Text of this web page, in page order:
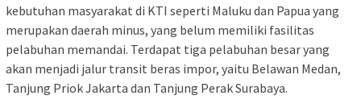
kebutuhan masyarakat di KTI seperti Maluku dan Papua yang
merupakan daerah minus, yang belum memiliki fasilitas
pelabuhan memandai. Terdapat tiga pelabuhan besar yang
akan menjadi jalur transit beras impor, yaitu Belawan Medan,
Tanjung Priok Jakarta dan Tanjung Perak Surabaya.